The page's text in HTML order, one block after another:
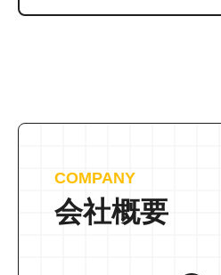
COMPANY
会社概要